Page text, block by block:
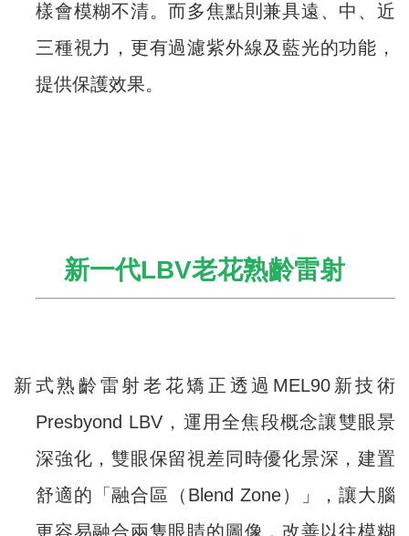
樣會模糊不清。而多焦點則兼具遠、中、近
三種視力，更有過濾紫外線及藍光的功能，
提供保護效果。
新一代LBV老花熟齡雷射
新式熟齡雷射老花矯正透過MEL90新技術
Presbyond LBV，運用全焦段概念讓雙眼景
深強化，雙眼保留視差同時優化景深，建置
舒適的「融合區（Blend Zone）」，讓大腦
更容易融合兩隻眼睛的圖像，改善以往模糊